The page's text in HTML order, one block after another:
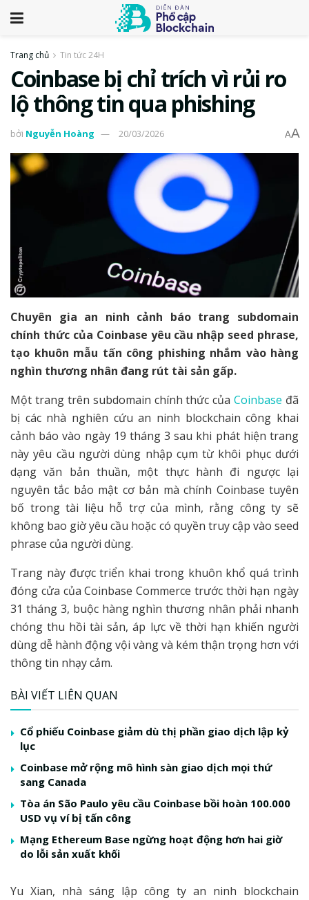
Trang chủ Tin tức 24H
Coinbase bị chỉ trích vì rủi ro
lộ thông tin qua phishing
bởi Nguyễn Hoàng 20/03/2026 AA
Chuyên gia an ninh cảnh báo trang subdomain
chính thức của Coinbase yêu cầu nhập seed phrase,
tạo khuôn mẫu tấn công phishing nhắm vào hàng
nghìn thương nhân đang rút tài sản gấp.
Một trang trên subdomain chính thức củaCoinbase đã
bị các nhà nghiên cứu an ninh blockchain công khai
cảnh báo vào ngày 19 tháng 3 sau khi phát hiện trang
này yêu cầu người dùng nhập cụm từ khôi phục dưới
dạng văn bản thuần, một thực hành đi ngược lại
nguyên tắc bảo mật cơ bản mà chính Coinbase tuyên
bố trong tài liệu hỗ trợ của mình, rằng công ty sẽ
không bao giờ yêu cầu hoặc có quyền truy cập vào seed
phrase của người dùng.
Trang này được triển khai trong khuôn khổ quá trình
đóng cửa của Coinbase Commerce trước thời hạn ngày
31 tháng 3, buộc hàng nghìn thương nhân phải nhanh
chóng thu hồi tài sản, áp lực về thời hạn khiến người
dùng dễ hành động vội vàng và kém thận trọng hơn với
thông tin nhạy cảm.
BÀI VIẾT LIÊN QUAN
Cổ phiếu Coinbase giảm dù thị phần giao dịch lập kỷ
lục
Coinbase mở rộng mô hình sàn giao dịch mọi thứ
sang Canada
Tòa án São Paulo yêu cầu Coinbase bồi hoàn 100.000
USD vụ ví bị tấn công
Mạng Ethereum Base ngừng hoạt động hơn hai giờ
do lỗi sản xuất khối
Yu Xian, nhà sáng lập công ty an ninh blockchain